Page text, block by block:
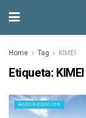
Home Tag KIMEI
Etiqueta: KIMEI
AGRONEGOCIOS